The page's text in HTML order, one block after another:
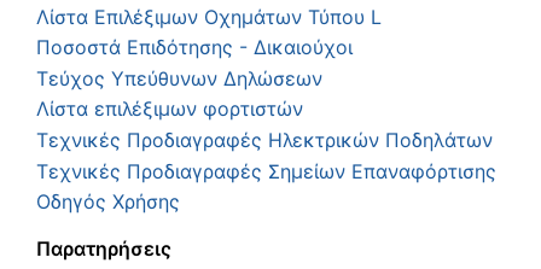
Λίστα Επιλέξιμων Οχημάτων Τύπου L
Ποσοστά Επιδότησης - Δικαιούχοι
Τεύχος Υπεύθυνων Δηλώσεων
Λίστα επιλέξιμων φορτιστών
Τεχνικές Προδιαγραφές Ηλεκτρικών Ποδηλάτων
Τεχνικές Προδιαγραφές Σημείων Επαναφόρτισης
Οδηγός Χρήσης
Παρατηρήσεις